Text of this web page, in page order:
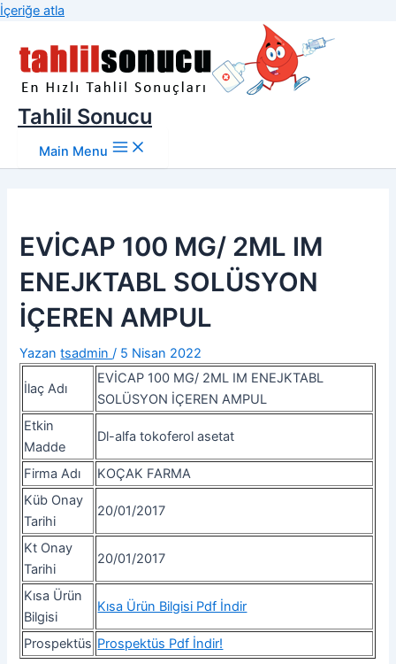
İçeriğe atla
Tahlil Sonucu
Main Menu
EVİCAP 100 MG/ 2ML IM
ENEJKTABL SOLÜSYON
İÇEREN AMPUL
Yazan tsadmin/ 5 Nisan 2022
İlaç Adı
EVİCAP 100 MG/ 2ML IM ENEJKTABL
SOLÜSYON İÇEREN AMPUL
Etkin
Madde
Dl-alfa tokoferol asetat
Firma Adı
KOÇAK FARMA
Küb Onay
Tarihi
20/01/2017
Kt Onay
Tarihi
20/01/2017
Kısa Ürün
Bilgisi
Kısa Ürün Bilgisi Pdf İndir
Prospektüs Prospektüs Pdf İndir!